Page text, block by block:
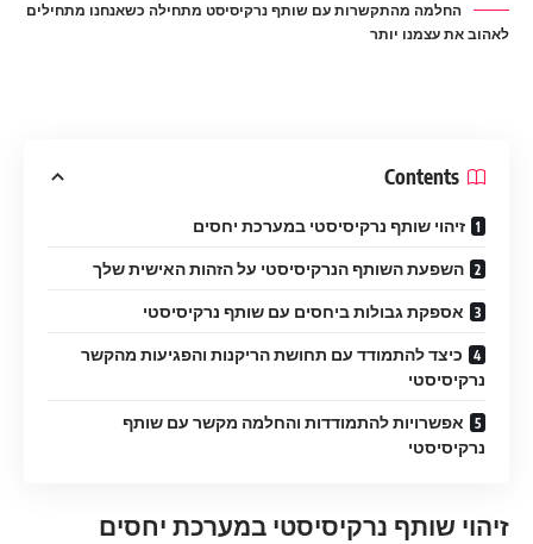
החלמה מהתקשרות עם שותף נרקיסיסט מתחילה כשאנחנו מתחילים
לאהוב את עצמנו יותר
Contents
זיהוי שותף נרקיסיסטי במערכת יחסים
השפעת השותף הנרקיסיסטי על הזהות האישית שלך
אספקת גבולות ביחסים עם שותף נרקיסיסטי
כיצד להתמודד עם תחושת הריקנות והפגיעות מהקשר
נרקיסיסטי
אפשרויות להתמודדות והחלמה מקשר עם שותף
נרקיסיסטי
זיהוי שותף נרקיסיסטי במערכת יחסים